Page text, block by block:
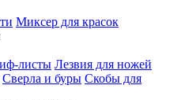
Миксер для красок
листы Лезвия для ножей
Сверла и буры Скобы для